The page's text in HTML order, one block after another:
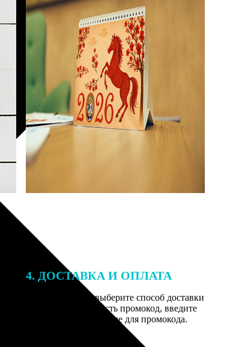
4. ДОСТАВКА И ОПЛАТА
Введите адрес и выберите способ доставки
заказа. Если у вас есть промокод, введите
его в специальное поле для промокода.